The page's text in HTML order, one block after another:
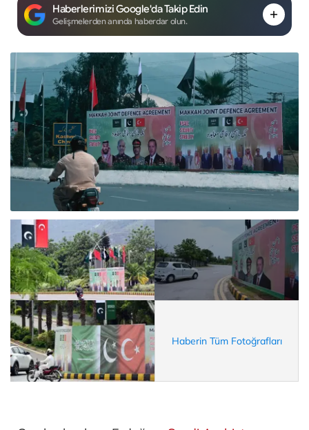
Haberlerimizi Google'da Takip Edin
Gelişmelerden anında haberdar olun.
Haberin Tüm Fotoğrafları